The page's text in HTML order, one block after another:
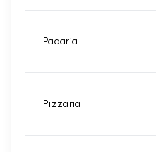
Padaria
Pizzaria